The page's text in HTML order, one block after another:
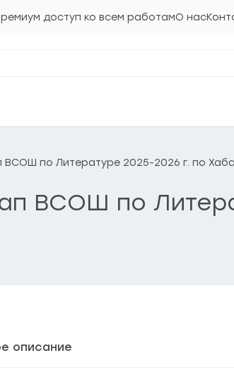
доступ ко всем работамО нас
ВСОШ по Литературе 2025-2026 г. по
ВСОШ по
описание